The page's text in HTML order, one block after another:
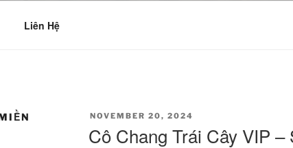
Liên Hệ
POSTED
NOVEMBER 20, 2024
Cô Chang Trái Cây VIP